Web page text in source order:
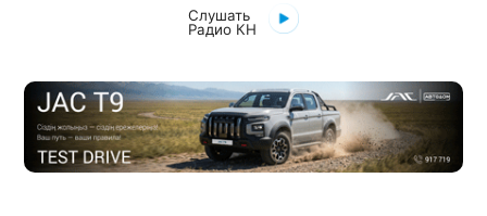
Слушать
Радио КН